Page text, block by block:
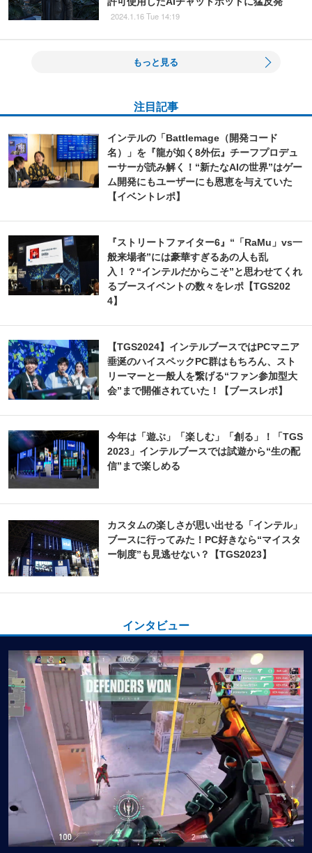
2024.1.16 Tue 14:19
もっと見る
注目記事
インテルの「Battlemage（開発コード
名）」を『龍が如く8外伝』チーフプロデュ
ーサーが読み解く！“新たなAIの世界”はゲー
ム開発にもユーザーにも恩恵を与えていた
【イベントレポ】
『ストリートファイター6』“「RaMu」vs一
般来場者”には豪華すぎるあの人も乱
入！？“インテルだからこそ”と思わせてくれ
るブースイベントの数々をレポ【TGS202
4】
【TGS2024】インテルブースではPCマニア
垂涎のハイスペックPC群はもちろん、スト
リーマーと一般人を繋げる“ファン参加型大
会”まで開催されていた！【ブースレポ】
今年は「遊ぶ」「楽しむ」「創る」！「TGS
2023」インテルブースでは試遊から“生の配
信”まで楽しめる
カスタムの楽しさが思い出せる「インテル」
ブースに行ってみた！PC好きなら“マイスタ
ー制度”も見逃せない？【TGS2023】
インタビュー